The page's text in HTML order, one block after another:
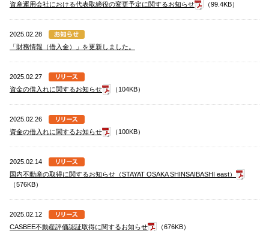
資産運用会社における代表取締役の変更予定に関するお知らせ
（99.4KB）
2025.02.28
「財務情報（借入金）」を更新しました。
2025.02.27
資金の借入れに関するお知らせ
（104KB）
2025.02.26
資金の借入れに関するお知らせ
（100KB）
2025.02.14
国内不動産の取得に関するお知らせ（STAYAT OSAKA SHINSAIBASHI east）
（576KB）
2025.02.12
CASBEE不動産評価認証取得に関するお知らせ
（676KB）